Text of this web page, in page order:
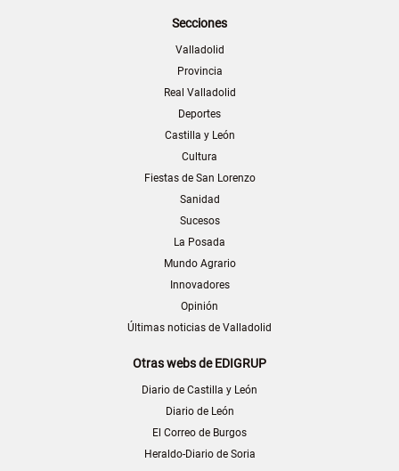
Secciones
Valladolid
Provincia
Real Valladolid
Deportes
Castilla y León
Cultura
Fiestas de San Lorenzo
Sanidad
Sucesos
La Posada
Mundo Agrario
Innovadores
Opinión
Últimas noticias de Valladolid
Otras webs de EDIGRUP
Diario de Castilla y León
Diario de León
El Correo de Burgos
Heraldo-Diario de Soria